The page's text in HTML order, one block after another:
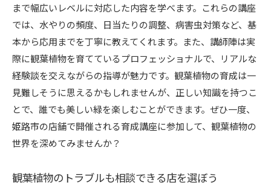
まで幅広いレベルに対応した内容を学べます。これらの講座
では、水やりの頻度、日当たりの調整、病害虫対策など、基
本から応用までを丁寧に教えてくれます。また、講師陣は実
際に観葉植物を育てているプロフェッショナルで、リアルな
経験談を交えながらの指導が魅力です。観葉植物の育成は一
見難しそうに思えるかもしれませんが、正しい知識を持つこ
とで、誰でも美しい緑を楽しむことができます。ぜひ一度、
姫路市の店舗で開催される育成講座に参加して、観葉植物の
世界を深めてみませんか？
観葉植物のトラブルも相談できる店を選ぼう